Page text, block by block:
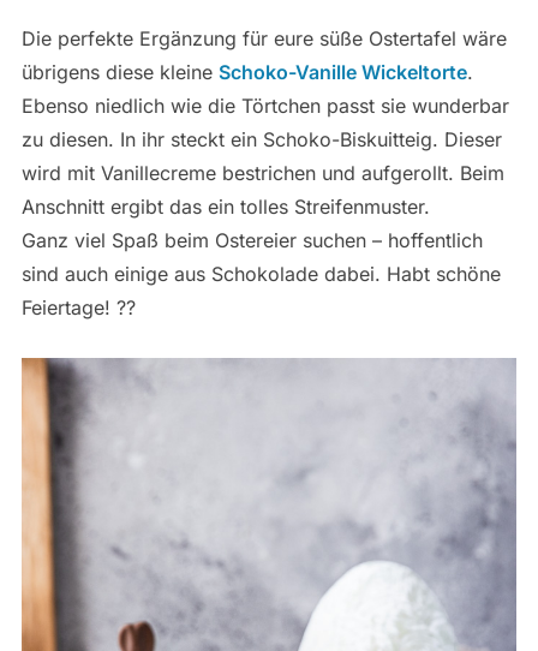
Die perfekte Ergänzung für eure süße Ostertafel wäre
übrigens diese kleine Schoko-Vanille Wickeltorte.
Ebenso niedlich wie die Törtchen passt sie wunderbar
zu diesen. In ihr steckt ein Schoko-Biskuitteig. Dieser
wird mit Vanillecreme bestrichen und aufgerollt. Beim
Anschnitt ergibt das ein tolles Streifenmuster.
Ganz viel Spaß beim Ostereier suchen – hoffentlich
sind auch einige aus Schokolade dabei. Habt schöne
Feiertage! ??